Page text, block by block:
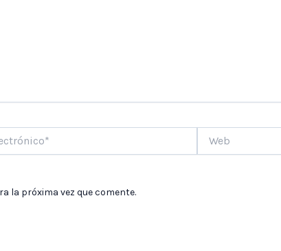
la próxima vez que comente.